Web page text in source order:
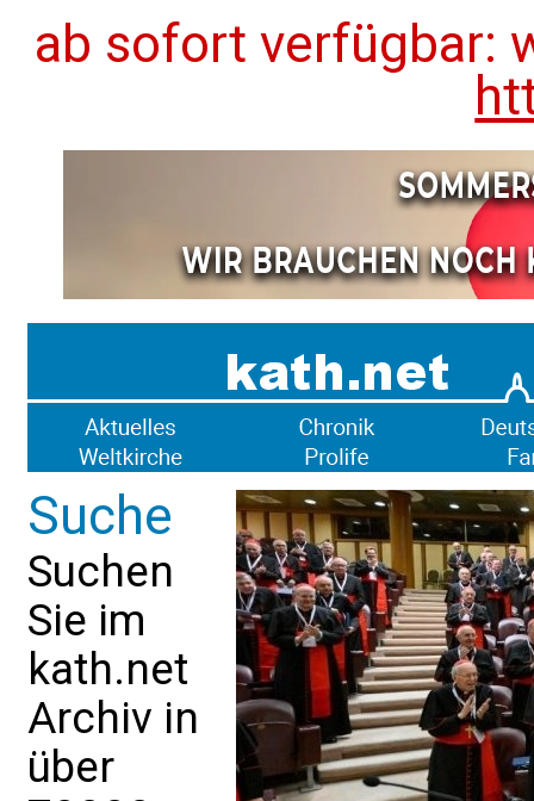
ab sofort verfügbar:
Suche
Suchen
Sie im
kath.net
Archiv in
über